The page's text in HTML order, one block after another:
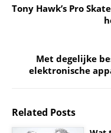
Tony Hawk’s Pro
Met degelijke
elektronische
Related Posts